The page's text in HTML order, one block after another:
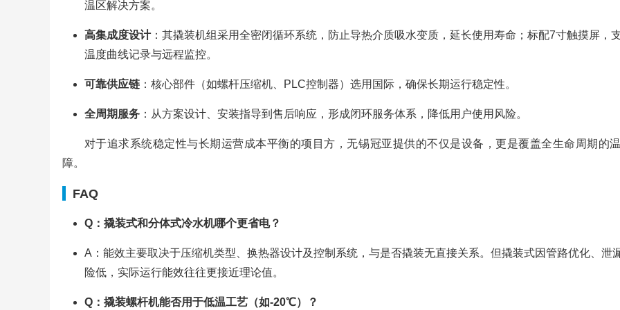
温区解决方案。
高集成度设计：其撬装机组采用全密闭循环系统，防止导热介质吸水变质，延长使用寿命；标配7寸触摸屏，
温度曲线记录与远程监控。
可靠供应链：核心部件（如螺杆压缩机、PLC控制器）选用国际，确保长期运行稳定性。
全周期服务：从方案设计、安装指导到售后响应，形成闭环服务体系，降低用户使用风险。
对于追求系统稳定性与长期运营成本平衡的项目方，无锡冠亚提供的不仅是设备，更是覆盖全生命周期的
障。
FAQ
Q：撬装式和分体式冷水机哪个更省电？
A：能效主要取决于压缩机类型、换热器设计及控制系统，与是否撬装无直接关系。但撬装式因管路优化、泄
险低，实际运行能效往往更接近理论值。
Q：撬装螺杆机能否用于低温工艺（如-20℃）？